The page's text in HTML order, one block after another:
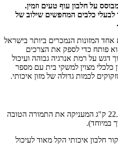
על חלבון עוף טעים וזמין.
לבעלי כלבים המחפשים שילוב של
אחד המזונות הנמכרים ביותר בישראל
פותח כדי לספק את הצרכים
דגש על רמת אנרגיה גבוהה ועיכול
היא פתרון כלכלי מצוין למשקי בית עם מספר
לכמות גדולה של מזון איכותי.
אריזת 22.6 ק"ג המעניקה את התמורה הטובה
במיוחד).
חלבון איכותי הקל מאוד לעיכול